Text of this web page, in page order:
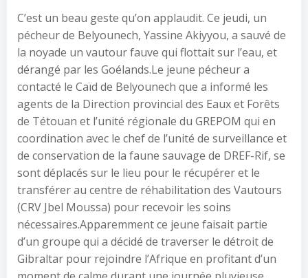
C’est un beau geste qu’on applaudit. Ce jeudi, un
pécheur de Belyounech, Yassine Akiyyou, a sauvé de
la noyade un vautour fauve qui flottait sur l’eau, et
dérangé par les Goélands.Le jeune pécheur a
contacté le Caïd de Belyounech que a informé les
agents de la Direction provincial des Eaux et Forêts
de Tétouan et l’unité régionale du GREPOM qui en
coordination avec le chef de l’unité de surveillance et
de conservation de la faune sauvage de DREF-Rif, se
sont déplacés sur le lieu pour le récupérer et le
transférer au centre de réhabilitation des Vautours
(CRV Jbel Moussa) pour recevoir les soins
nécessaires.Apparemment ce jeune faisait partie
d’un groupe qui a décidé de traverser le détroit de
Gibraltar pour rejoindre l’Afrique en profitant d’un